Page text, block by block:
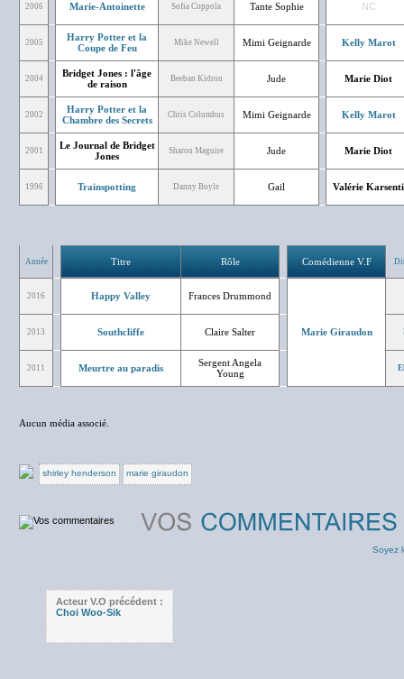
2006 Marie-Antoinette Sofia Coppola Tante Sophie NC
2005
Harry Potter et la
Coupe de Feu
Mike Newell Mimi Geignarde Kelly Marot
2004
Bridget Jones : l'âge
de raison
Beeban Kidron Jude Marie Diot
2002
Harry Potter et la
Chambre des Secrets
Chris Columbus Mimi Geignarde Kelly Marot
2001
Le Journal de Bridget
Jones
Sharon Maguire Jude Marie Diot
1996 Trainspotting Danny Boyle Gail Valérie Karsenti
Année Titre Rôle Comédienne V.F
2016 Happy Valley Frances Drummond
Marie Giraudon
2013 Southcliffe Claire Salter
2011 Meurtre au paradis
Sergent Angela
Young
Aucun média associé.
shirley henderson marie giraudon
Soyez
Acteur V.O précédent :
Choi Woo-Sik